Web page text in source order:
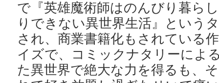
で『英雄魔術師はのんびり暮ら
りできない異世界生活』という
され、商業書籍化もされている
イズで、コミックナタリーによ
た異世界で絶大な力を得るも、